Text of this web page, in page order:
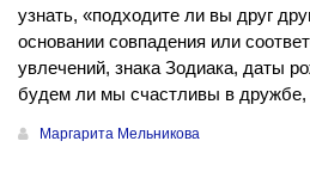
узнать, «подходите ли вы друг
основании совпадения или
увлечений, знака Зодиака, даты
будем ли мы счастливы в дружбе,
Маргарита Мельникова